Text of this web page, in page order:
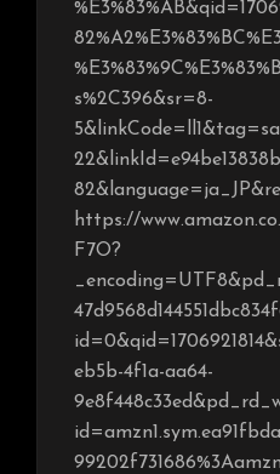
s%2C396&sr=8-
https://
F7O?
eb5b-4f1a-aa64-